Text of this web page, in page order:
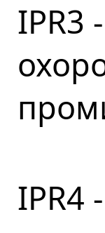
IPR3
IPR4